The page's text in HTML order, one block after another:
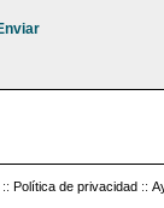
:: Política de privacidad ::